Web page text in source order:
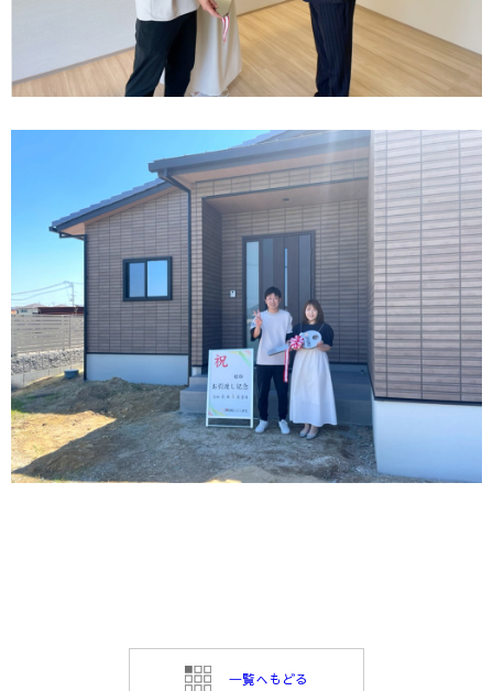
⼀覧へもどる